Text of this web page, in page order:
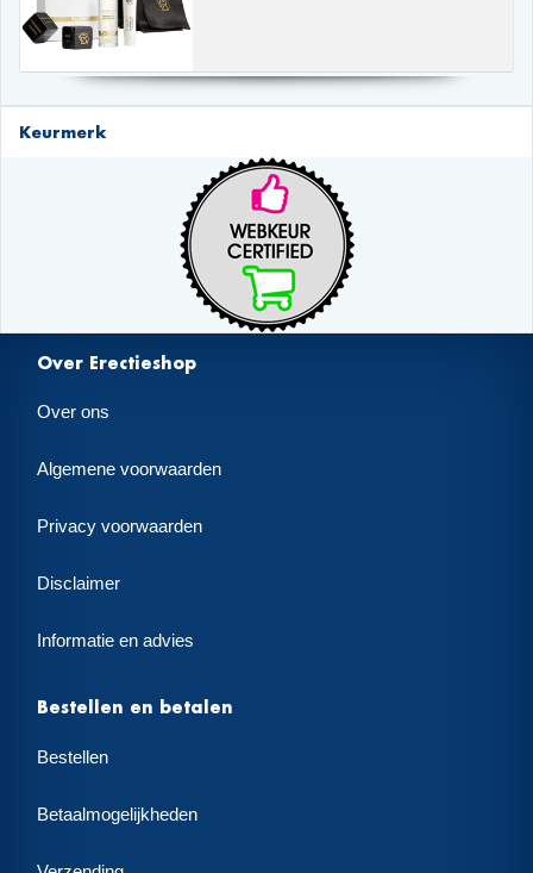
Keurmerk
Over Erectieshop
Over ons
Algemene voorwaarden
Privacy voorwaarden
Disclaimer
Informatie en advies
Bestellen en betalen
Bestellen
Betaalmogelijkheden